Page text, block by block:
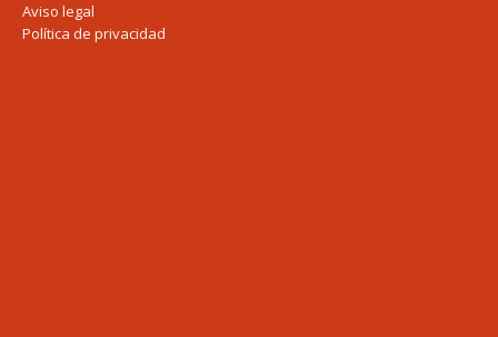
Aviso legal
Política de privacidad